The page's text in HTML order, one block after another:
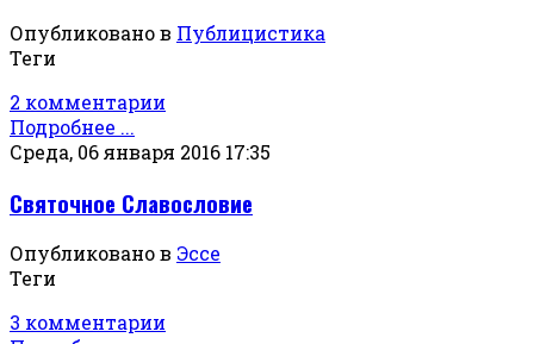
Опубликовано в Публицистика
Теги
2 комментарии
Подробнее ...
Среда, 06 января 2016 17:35
Святочное Славословие
Опубликовано в Эссе
Теги
3 комментарии